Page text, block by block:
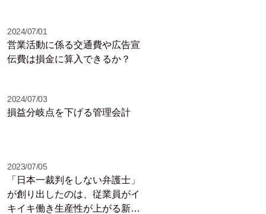
2024/07/01
営業活動に係る交通費や広告宣
伝費は損金に算入できるか？
2024/07/03
損益分岐点を下げる管理会計
2023/07/05
「日本一裁判をしない弁護士」
が創り出したのは、従業員がイ
キイキ働き生産性が上がる新し